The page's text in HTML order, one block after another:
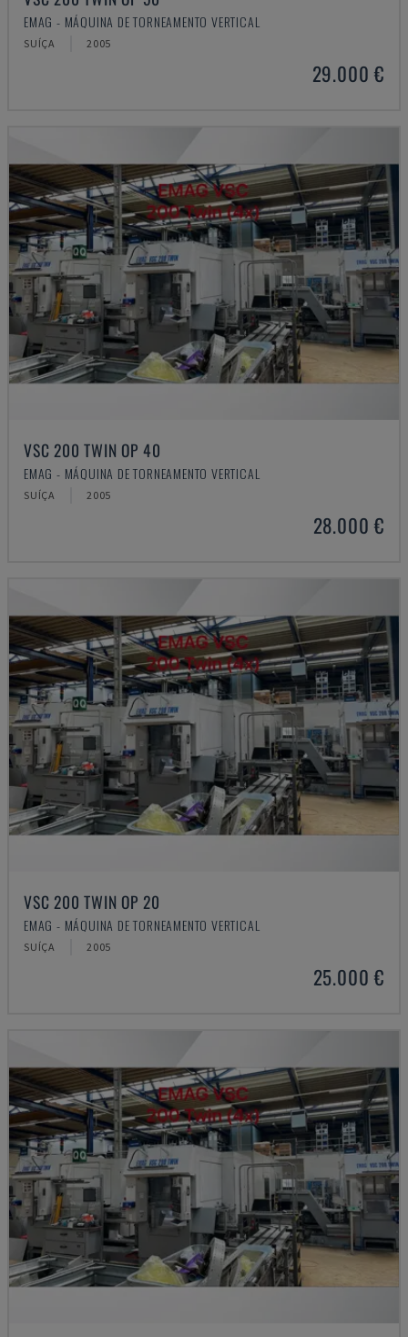
EMAG - MÁQUINA DE TORNEAMENTO VERTICAL
SUÍÇA 2005
29.000 €
VSC 200 TWIN OP 40
EMAG - MÁQUINA DE TORNEAMENTO VERTICAL
SUÍÇA 2005
28.000 €
VSC 200 TWIN OP 20
EMAG - MÁQUINA DE TORNEAMENTO VERTICAL
SUÍÇA 2005
25.000 €